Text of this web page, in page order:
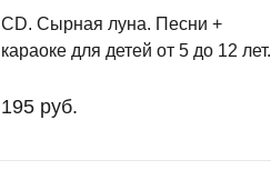
CD. Сырная луна. Песни +
караоке для детей от 5 до 12 лет.
195 руб.